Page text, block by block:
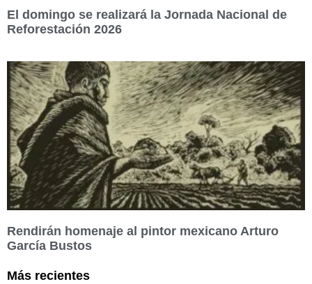
El domingo se realizará la Jornada Nacional de
Reforestación 2026
Rendirán homenaje al pintor mexicano Arturo
García Bustos
Más recientes